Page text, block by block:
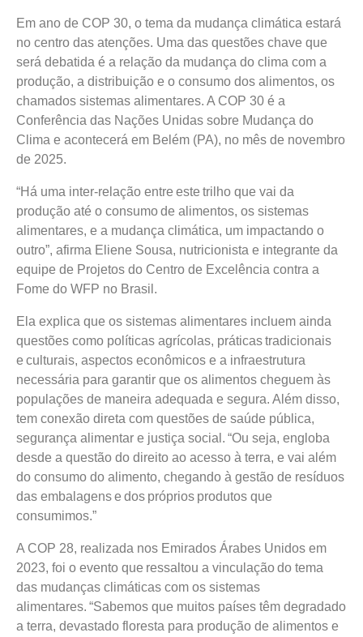
Em ano de COP 30, o tema da mudança climática estará
no centro das atenções. Uma das questões chave que
será debatida é a relação da mudança do clima com a
produção, a distribuição e o consumo dos alimentos, os
chamados sistemas alimentares. A COP 30 é a
Conferência das Nações Unidas sobre Mudança do
Clima e acontecerá em Belém (PA), no mês de novembro
de 2025.
“Há uma inter-relação entre este trilho que vai da
produção até o consumo de alimentos, os sistemas
alimentares, e a mudança climática, um impactando o
outro”, afirma Eliene Sousa, nutricionista e integrante da
equipe de Projetos do Centro de Excelência contra a
Fome do WFP no Brasil.
Ela explica que os sistemas alimentares incluem ainda
questões como políticas agrícolas, práticas tradicionais
e culturais, aspectos econômicos e a infraestrutura
necessária para garantir que os alimentos cheguem às
populações de maneira adequada e segura. Além disso,
tem conexão direta com questões de saúde pública,
segurança alimentar e justiça social. “Ou seja, engloba
desde a questão do direito ao acesso à terra, e vai além
do consumo do alimento, chegando à gestão de resíduos
das embalagens e dos próprios produtos que
consumimos.”
A COP 28, realizada nos Emirados Árabes Unidos em
2023, foi o evento que ressaltou a vinculação do tema
das mudanças climáticas com os sistemas
alimentares. “Sabemos que muitos países têm degradado
a terra, devastado floresta para produção de alimentos e